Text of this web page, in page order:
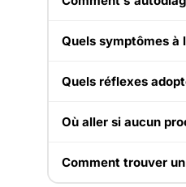
Quels symptômes à
Quels réflexes
Où aller si aucun
Comment trouver